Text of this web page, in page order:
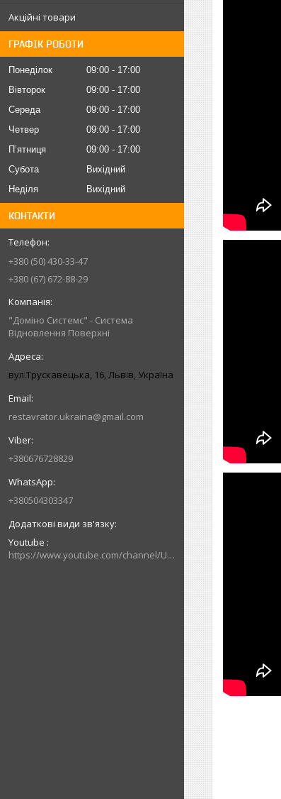
Акційні товари
ГРАФІК РОБОТИ
Понеділок 09:00
17:00
Вівторок
09:00
17:00
Середа
09:00
17:00
Четвер
09:00
17:00
Пʼятниця
09:00
17:00
Субота
Вихідний
Неділя
Вихідний
КОНТАКТИ
+380 (50) 430-33-47
+380 (67) 672-88-29
"Доміно Системс" - Система
Відновлення Поверхні
вул.Трускавецька, 16, Львів, Україна
restavrator.ukraina@gmail.com
+380676728829
+380504303347
Youtube
https://www.youtube.com/channel/UCik88vLEe_rRU5JI4CWj0hw/videos